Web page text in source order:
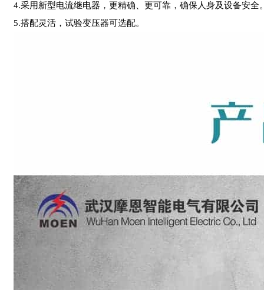
4.采用新型电流继电器，更精确、更可靠，确保人身及设备安全
5.搭配灵活，试验变压器可选配。